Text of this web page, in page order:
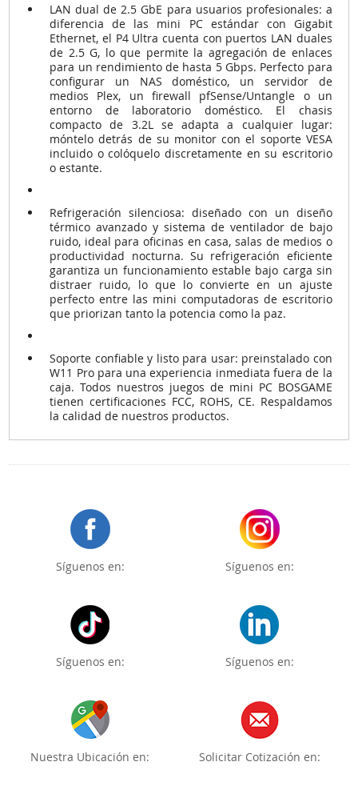
LAN dual de 2.5 GbE para usuarios profesionales: a
diferencia de las mini PC estándar con Gigabit
Ethernet, el P4 Ultra cuenta con puertos LAN duales
de 2.5 G, lo que permite la agregación de enlaces
para un rendimiento de hasta 5 Gbps. Perfecto para
configurar un NAS doméstico, un servidor de
medios Plex, un firewall pfSense/Untangle o un
entorno de laboratorio doméstico. El chasis
compacto de 3.2L se adapta a cualquier lugar:
móntelo detrás de su monitor con el soporte VESA
incluido o colóquelo discretamente en su escritorio
o estante.
Refrigeración silenciosa: diseñado con un diseño
térmico avanzado y sistema de ventilador de bajo
ruido, ideal para oficinas en casa, salas de medios o
productividad nocturna. Su refrigeración eficiente
garantiza un funcionamiento estable bajo carga sin
distraer ruido, lo que lo convierte en un ajuste
perfecto entre las mini computadoras de escritorio
que priorizan tanto la potencia como la paz.
Soporte confiable y listo para usar: preinstalado con
W11 Pro para una experiencia inmediata fuera de la
caja. Todos nuestros juegos de mini PC BOSGAME
tienen certificaciones FCC, ROHS, CE. Respaldamos
la calidad de nuestros productos.
Síguenos en: Síguenos en:
Síguenos en: Síguenos en:
Nuestra Ubicación en: Solicitar Cotización en: